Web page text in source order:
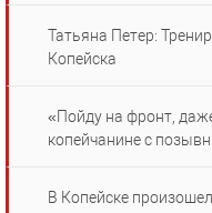
Татьяна Петер:
Копейска
«Пойду на фронт,
копейчанине с
В Копейске